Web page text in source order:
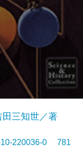
三知世／著
10-220036-0 781